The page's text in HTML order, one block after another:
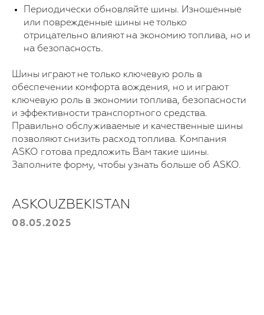
Периодически обновляйте шины. Изношенные
или поврежденные шины не только
отрицательно влияют на экономию топлива, но и
на безопасность.
Шины играют не только ключевую роль в
обеспечении комфорта вождения, но и играют
ключевую роль в экономии топлива, безопасности
и эффективности транспортного средства.
Правильно обслуживаемые и качественные шины
позволяют снизить расход топлива. Компания
ASKO готова предложить Вам такие шины.
Заполните форму, чтобы узнать больше об ASKO.
ASKOUZBEKISTAN
08.05.2025
свяжемся
Для покупки!
Выберите продукт